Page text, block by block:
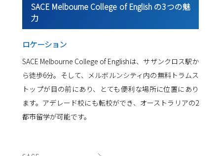
SACE Melbourne College of English の3つの魅
力
ロケーション
SACE Melbourne College of Englishは、サザンクロス駅か
ら徒歩6分。そして、メルボルンシティ内の無料トラムス
トップが目の前にあり、とても便利な場所に位置にあり
ます。アデレード校にも転校ができ、オーストラリアの2
都市留学が可能です。